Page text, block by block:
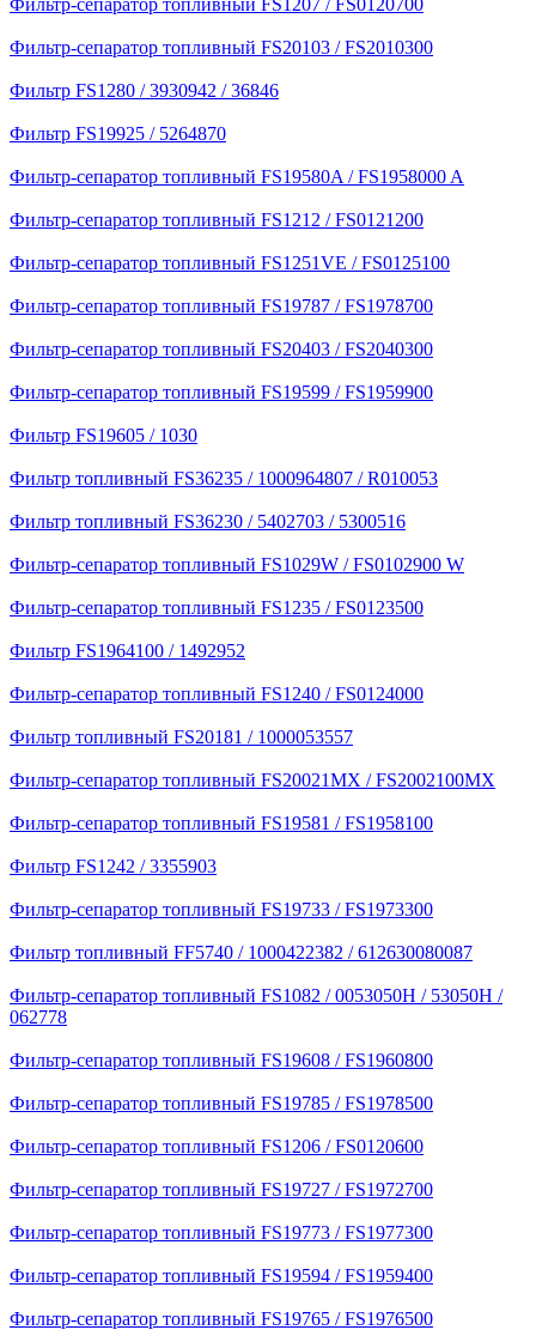
Фильтр-сепаратор топливный FS20103 / FS2010300
Фильтр FS1280 / 3930942 / 36846
Фильтр FS19925 / 5264870
Фильтр-сепаратор топливный FS19580A / FS1958000 A
Фильтр-сепаратор топливный FS1212 / FS0121200
Фильтр-сепаратор топливный FS1251VE / FS0125100
Фильтр-сепаратор топливный FS19787 / FS1978700
Фильтр-сепаратор топливный FS20403 / FS2040300
Фильтр-сепаратор топливный FS19599 / FS1959900
Фильтр FS19605 / 1030
Фильтр топливный FS36235 / 1000964807 / R010053
Фильтр топливный FS36230 / 5402703 / 5300516
Фильтр-сепаратор топливный FS1029W / FS0102900 W
Фильтр-сепаратор топливный FS1235 / FS0123500
Фильтр FS1964100 / 1492952
Фильтр-сепаратор топливный FS1240 / FS0124000
Фильтр топливный FS20181 / 1000053557
Фильтр-сепаратор топливный FS20021MX / FS2002100MX
Фильтр-сепаратор топливный FS19581 / FS1958100
Фильтр FS1242 / 3355903
Фильтр-сепаратор топливный FS19733 / FS1973300
Фильтр топливный FF5740 / 1000422382 / 612630080087
Фильтр-сепаратор топливный FS1082 / 0053050Н / 53050H /
062778
Фильтр-сепаратор топливный FS19608 / FS1960800
Фильтр-сепаратор топливный FS19785 / FS1978500
Фильтр-сепаратор топливный FS1206 / FS0120600
Фильтр-сепаратор топливный FS19727 / FS1972700
Фильтр-сепаратор топливный FS19773 / FS1977300
Фильтр-сепаратор топливный FS19594 / FS1959400
Фильтр-сепаратор топливный FS19765 / FS1976500